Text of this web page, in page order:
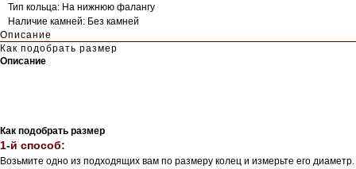
Тип кольца: На нижнюю фалангу
Наличие камней: Без камней
Описание
Как подобрать размер
Описание
Как подобрать размер
1-й способ:
Возьмите одно из подходящих вам по размеру колец и измерьте его диаметр.